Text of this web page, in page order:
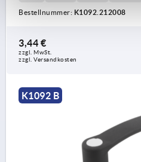
Bestellnummer: K1092.212008
3,44 €
zzgl. MwSt.
zzgl. Versandkosten
K1092 B